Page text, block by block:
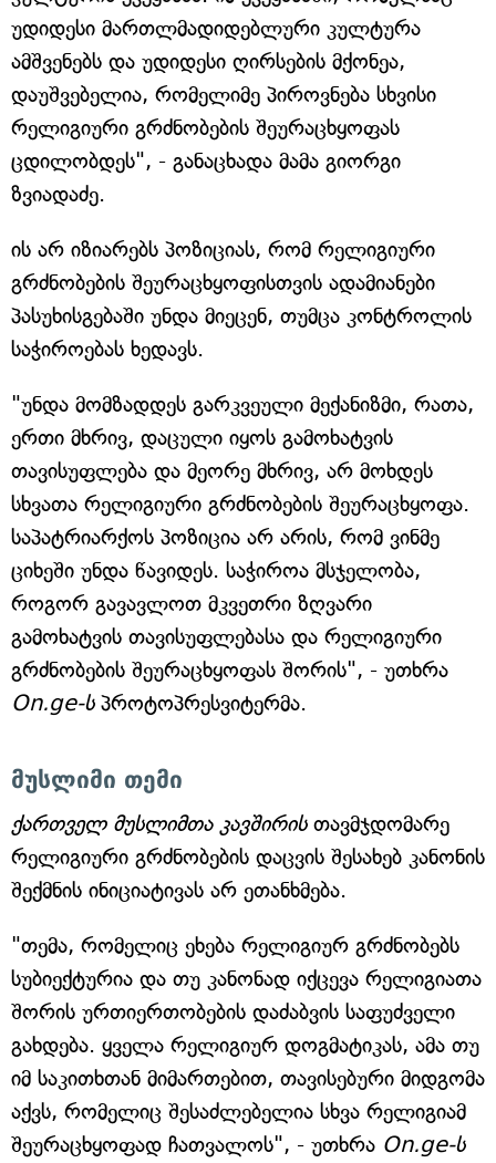
უდიდესი მართლმადიდებლური კულტურა
ამშვენებს და უდიდესი ღირსების მქონეა,
დაუშვებელია, რომელიმე პიროვნება სხვისი
რელიგიური გრძნობების შეურაცხყოფას
ცდილობდეს", - განაცხადა მამა გიორგი
ზვიადაძე.
ის არ იზიარებს პოზიციას, რომ რელიგიური
გრძნობების შეურაცხყოფისთვის ადამიანები
პასუხისგებაში უნდა მიეცენ, თუმცა კონტროლის
საჭიროებას ხედავს.
"უნდა მომზადდეს გარკვეული მექანიზმი, რათა,
ერთი მხრივ, დაცული იყოს გამოხატვის
თავისუფლება და მეორე მხრივ, არ მოხდეს
სხვათა რელიგიური გრძნობების შეურაცხყოფა.
საპატრიარქოს პოზიცია არ არის, რომ ვინმე
ციხეში უნდა წავიდეს. საჭიროა მსჯელობა,
როგორ გავავლოთ მკვეთრი ზღვარი
გამოხატვის თავისუფლებასა და რელიგიური
გრძნობების შეურაცხყოფას შორის", - უთხრა
On.ge-სპროტოპრესვიტერმა.
მუსლიმი თემი
ქართველ მუსლიმთა კავშირისთავმჯდომარე
რელიგიური გრძნობების დაცვის შესახებ კანონის
შექმნის ინიციატივას არ ეთანხმება.
"თემა, რომელიც ეხება რელიგიურ გრძნობებს
სუბიექტურია და თუ კანონად იქცევა რელიგიათა
შორის ურთიერთობების დაძაბვის საფუძველი
გახდება. ყველა რელიგიურ დოგმატიკას, ამა თუ
იმ საკითხთან მიმართებით, თავისებური მიდგომა
აქვს, რომელიც შესაძლებელია სხვა რელიგიამ
შეურაცხყოფად ჩათვალოს", - უთხრა On.ge-ს